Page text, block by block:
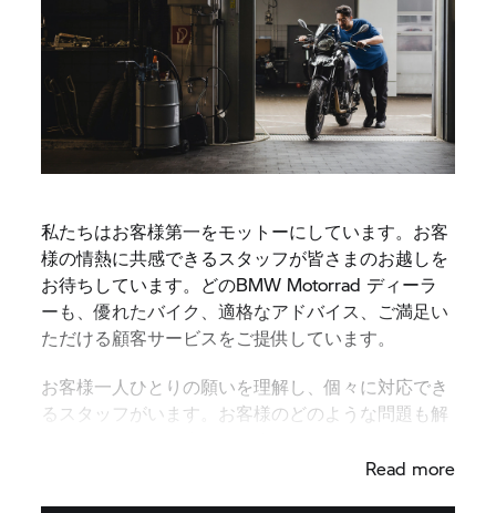
私たちはお客様第一をモットーにしています。お客
様の情熱に共感できるスタッフが皆さまのお越しを
お待ちしています。どのBMW Motorrad ディーラ
ーも、優れたバイク、適格なアドバイス、ご満足い
ただける顧客サービスをご提供しています。
お客様一人ひとりの願いを理解し、個々に対応でき
るスタッフがいます。お客様のどのような問題も解
Read more